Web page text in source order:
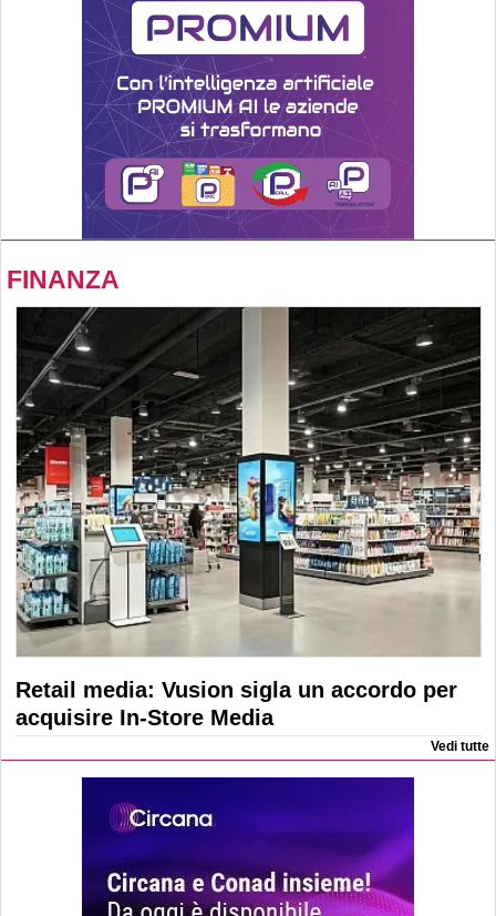
FINANZA
Retail media: Vusion sigla un accordo per
acquisire In-Store Media
Vedi tutte